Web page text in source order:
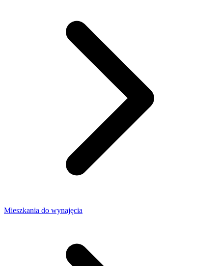
Mieszkania do wynajęcia